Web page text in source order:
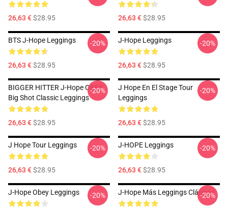
26,63 €$28.95 26,63 €$28.95
BTS J-Hope Leggings
26,63 €$28.95
-20% J-Hope Leggings
26,63 €$28.95
-20%
BIGGER HITTER J-Hope OBEY
Big Shot Classic Leggings
26,63 €$28.95
-20%
J Hope En El Stage Tour
Leggings
26,63 €$28.95
-20%
J Hope Tour Leggings
26,63 €$28.95
-20% J-HOPE Leggings
26,63 €$28.95
-20%
J-Hope Obey Leggings -20% J-Hope Más Leggings Clásicos
-20%